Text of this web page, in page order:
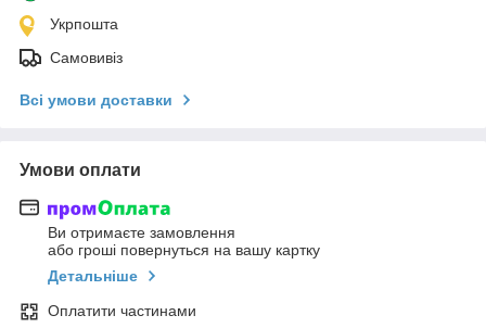
Укрпошта
Самовивіз
Всі умови доставки
Умови оплати
Ви отримаєте замовлення
або гроші повернуться на вашу картку
Детальніше
Оплатити частинами